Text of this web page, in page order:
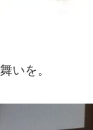
いを。